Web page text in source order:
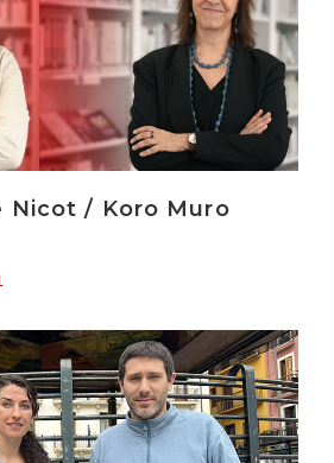
Nicot / Koro Muro